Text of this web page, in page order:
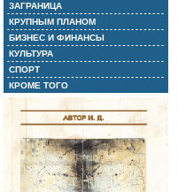
ЗАГРАНИЦА
КРУПНЫМ ПЛАНОМ
БИЗНЕС И ФИНАНСЫ
КУЛЬТУРА
СПОРТ
КРОМЕ ТОГО